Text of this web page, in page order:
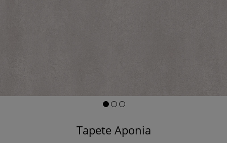
Tapete Aponia